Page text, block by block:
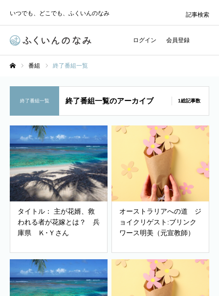
いつでも、どこでも、ふくいんのなみ
ログイン 会員登録
記事検索
番組 終了番組一覧
終了番組一覧 終了番組一覧のアーカイブ 1総記事数
タイトル： 主が花婿、救
われる者が花嫁とは？ 兵
庫県 Ｋ･Ｙさん
オーストラリアへの道 ジ
ョイクリゲスト:ブリンク
ワース明美（元宣教師）